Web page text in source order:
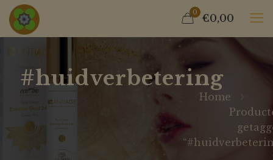
0 €0,00
#huidverbetering
Home